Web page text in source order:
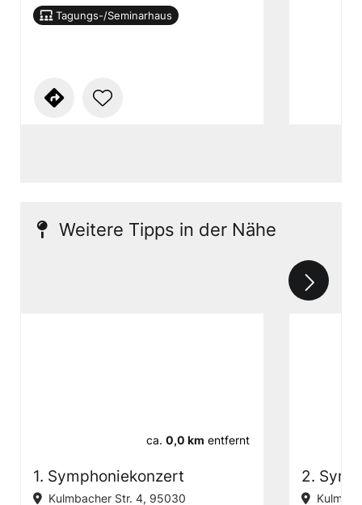
Tagungs-/Seminarhaus
Weitere Tipps in der Nähe
ca. 0,0 km entfernt
1. Symphoniekonzert
Kulmbacher Str. 4, 95030
2.